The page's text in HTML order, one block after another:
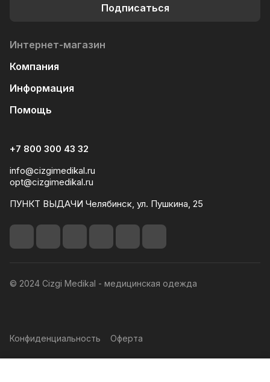
Подписаться
Интернет-магазин
Компания
Информация
Помощь
+7 800 300 43 32
info@cizgimedikal.ru
opt@cizgimedikal.ru
ПУНКТ ВЫДАЧИ Челябинск, ул. Пушкина, 25
© 2024 Cizgi Medikal - медицинская одежда
Конфиденциальность Оферта